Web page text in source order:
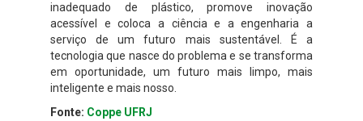
inadequado de plástico, promove inovação
acessível e coloca a ciência e a engenharia a
serviço de um futuro mais sustentável. É a
tecnologia que nasce do problema e se transforma
em oportunidade, um futuro mais limpo, mais
inteligente e mais nosso.
Fonte: Coppe UFRJ